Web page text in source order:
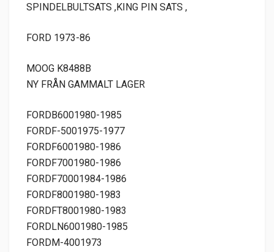
SPINDELBULTSATS ,KING PIN SATS ,
FORD 1973-86
MOOG K8488B
NY FRÅN GAMMALT LAGER
FORDB6001980-1985
FORDF-5001975-1977
FORDF6001980-1986
FORDF7001980-1986
FORDF70001984-1986
FORDF8001980-1983
FORDFT8001980-1983
FORDLN6001980-1985
FORDM-4001973